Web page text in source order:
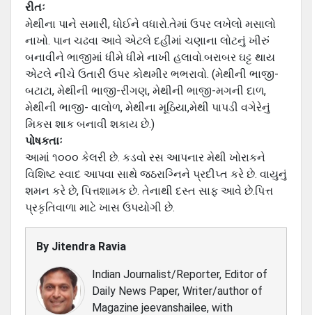
રીતઃ
મેથીના પાને સમારી, ધોઈને વધારો.તેમાં ઉપર લખેલો મસાલો
નાખો. પાન ચઢવા આવે એટલે દહીંમાં ચણાના લોટનું ખીરું
બનાવીને ભાજીમાં ધીમે ધીમે નાખી હલાવો.બરાબર ઘટ્ટ થાય
એટલે નીચે ઉતારી ઉપર કોથમીર ભભરાવો. (મેથીની ભાજી-
બટાટા, મેથીની ભાજી-રીંગણ, મેથીની ભાજી-મગની દાળ,
મેથીની ભાજી- વાલોળ, મેથીના મૂઠિયા,મેથી પાપડી વગેરેનું
મિકસ શાક બનાવી શકાય છે.)
પોષકતાઃ
આમાં ૧૦૦૦ કેલરી છે. કડવો રસ આપનાર મેથી ખોરાકને
વિશિષ્‍ટ સ્‍વાદ આપવા સાથે જઠરાગ્નિને પ્રદીપ્‍ત કરે છે. વાયુનું
શમન કરે છે, પિત્તશામક છે. તેનાથી દસ્‍ત સાફ આવે છે.પિત્ત
પ્રકૃતિવાળા માટે ખાસ ઉપયોગી છે.
By Jitendra Ravia
Indian Journalist/Reporter, Editor of
Daily News Paper, Writer/author of
Magazine jeevanshailee, with